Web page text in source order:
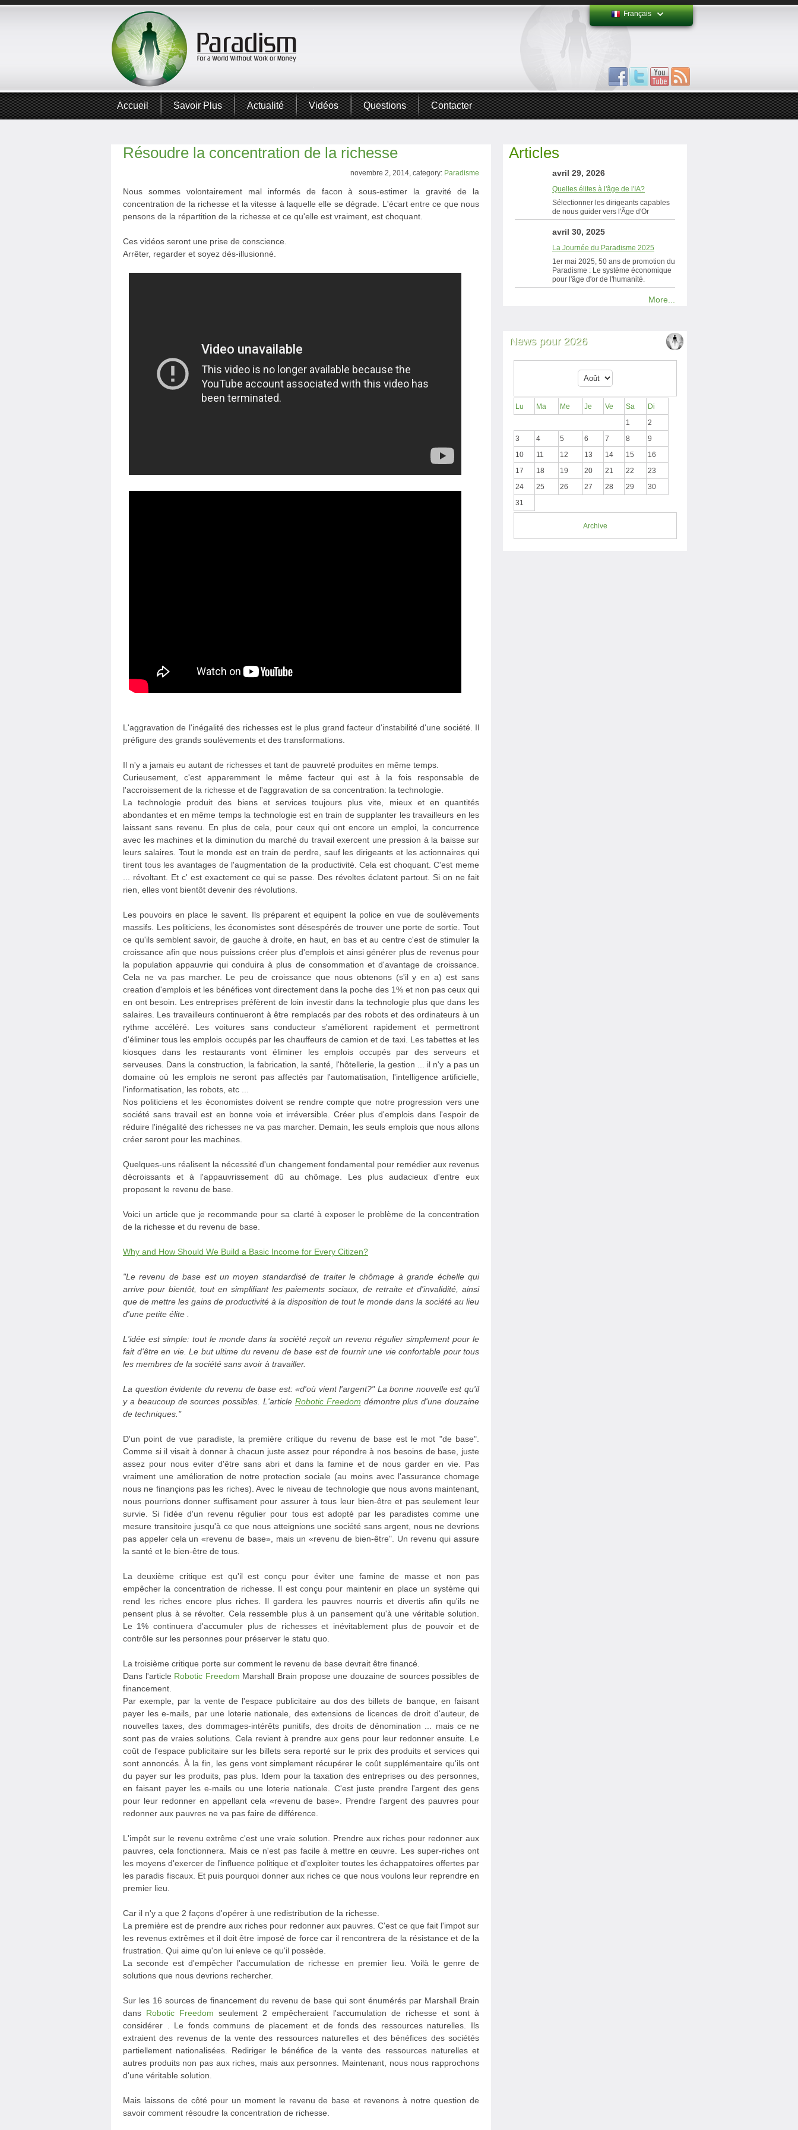
Français
Accueil Savoir Plus Actualité Vidéos Questions Contacter
Résoudre la concentration de la richesse
novembre 2, 2014, category: Paradisme
Nous sommes volontairement mal informés de facon à sous-estimer la gravité de la
concentration de la richesse et la vitesse à laquelle elle se dégrade. L'écart entre ce que nous
pensons de la répartition de la richesse et ce qu'elle est vraiment, est choquant.
Ces vidéos seront une prise de conscience.
Arrêter, regarder et soyez dés-illusionné.
L'aggravation de l'inégalité des richesses est le plus grand facteur d'instabilité d'une société. Il
préfigure des grands soulèvements et des transformations.
Il n'y a jamais eu autant de richesses et tant de pauvreté produites en même temps.
Curieusement, c'est apparemment le même facteur qui est à la fois responsable de
l'accroissement de la richesse et de l'aggravation de sa concentration: la technologie.
La technologie produit des biens et services toujours plus vite, mieux et en quantités
abondantes et en même temps la technologie est en train de supplanter les travailleurs en les
laissant sans revenu. En plus de cela, pour ceux qui ont encore un emploi, la concurrence
avec les machines et la diminution du marché du travail exercent une pression à la baisse sur
leurs salaires. Tout le monde est en train de perdre, sauf les dirigeants et les actionnaires qui
tirent tous les avantages de l'augmentation de la productivité. Cela est choquant. C'est meme
... révoltant. Et c' est exactement ce qui se passe. Des révoltes éclatent partout. Si on ne fait
rien, elles vont bientôt devenir des révolutions.
Les pouvoirs en place le savent. Ils préparent et equipent la police en vue de soulèvements
massifs. Les politiciens, les économistes sont désespérés de trouver une porte de sortie. Tout
ce qu'ils semblent savoir, de gauche à droite, en haut, en bas et au centre c'est de stimuler la
croissance afin que nous puissions créer plus d'emplois et ainsi générer plus de revenus pour
la population appauvrie qui conduira à plus de consommation et d'avantage de croissance.
Cela ne va pas marcher. Le peu de croissance que nous obtenons (s'il y en a) est sans
creation d'emplois et les bénéfices vont directement dans la poche des 1% et non pas ceux qui
en ont besoin. Les entreprises préfèrent de loin investir dans la technologie plus que dans les
salaires. Les travailleurs continueront à être remplacés par des robots et des ordinateurs à un
rythme accéléré. Les voitures sans conducteur s'améliorent rapidement et permettront
d'éliminer tous les emplois occupés par les chauffeurs de camion et de taxi. Les tabettes et les
kiosques dans les restaurants vont éliminer les emplois occupés par des serveurs et
serveuses. Dans la construction, la fabrication, la santé, l'hôtellerie, la gestion ... il n'y a pas un
domaine où les emplois ne seront pas affectés par l'automatisation, l'intelligence artificielle,
l'informatisation, les robots, etc ...
Nos politiciens et les économistes doivent se rendre compte que notre progression vers une
société sans travail est en bonne voie et irréversible. Créer plus d'emplois dans l'espoir de
réduire l'inégalité des richesses ne va pas marcher. Demain, les seuls emplois que nous allons
créer seront pour les machines.
Quelques-uns réalisent la nécessité d'un changement fondamental pour remédier aux revenus
décroissants et à l'appauvrissement dû au chômage. Les plus audacieux d'entre eux
proposent le revenu de base.
Voici un article que je recommande pour sa clarté à exposer le problème de la concentration
de la richesse et du revenu de base.
Why and How Should We Build a Basic Income for Every Citizen?
"Le revenu de base est un moyen standardisé de traiter le chômage à grande échelle qui
arrive pour bientôt, tout en simplifiant les paiements sociaux, de retraite et d'invalidité, ainsi
que de mettre les gains de productivité à la disposition de tout le monde dans la société au lieu
d'une petite élite .
L'idée est simple: tout le monde dans la société reçoit un revenu régulier simplement pour le
fait d'être en vie. Le but ultime du revenu de base est de fournir une vie confortable pour tous
les membres de la société sans avoir à travailler.
La question évidente du revenu de base est: «d'où vient l'argent?" La bonne nouvelle est qu'il
y a beaucoup de sources possibles. L'article Robotic Freedom démontre plus d'une douzaine
de techniques."
D'un point de vue paradiste, la première critique du revenu de base est le mot "de base".
Comme si il visait à donner à chacun juste assez pour répondre à nos besoins de base, juste
assez pour nous eviter d'être sans abri et dans la famine et de nous garder en vie. Pas
vraiment une amélioration de notre protection sociale (au moins avec l'assurance chomage
nous ne finançions pas les riches). Avec le niveau de technologie que nous avons maintenant,
nous pourrions donner suffisament pour assurer à tous leur bien-être et pas seulement leur
survie. Si l'idée d'un revenu régulier pour tous est adopté par les paradistes comme une
mesure transitoire jusqu'à ce que nous atteignions une société sans argent, nous ne devrions
pas appeler cela un «revenu de base», mais un «revenu de bien-être". Un revenu qui assure
la santé et le bien-être de tous.
La deuxième critique est qu'il est conçu pour éviter une famine de masse et non pas
empêcher la concentration de richesse. Il est conçu pour maintenir en place un système qui
rend les riches encore plus riches. Il gardera les pauvres nourris et divertis afin qu'ils ne
pensent plus à se révolter. Cela ressemble plus à un pansement qu'à une véritable solution.
Le 1% continuera d'accumuler plus de richesses et inévitablement plus de pouvoir et de
contrôle sur les personnes pour préserver le statu quo.
La troisième critique porte sur comment le revenu de base devrait être financé.
Dans l'article Robotic Freedom Marshall Brain propose une douzaine de sources possibles de
financement.
Par exemple, par la vente de l'espace publicitaire au dos des billets de banque, en faisant
payer les e-mails, par une loterie nationale, des extensions de licences de droit d'auteur, de
nouvelles taxes, des dommages-intérêts punitifs, des droits de dénomination ... mais ce ne
sont pas de vraies solutions. Cela revient à prendre aux gens pour leur redonner ensuite. Le
coût de l'espace publicitaire sur les billets sera reporté sur le prix des produits et services qui
sont annoncés. À la fin, les gens vont simplement récupérer le coût supplémentaire qu'ils ont
du payer sur les produits, pas plus. Idem pour la taxation des entreprises ou des personnes,
en faisant payer les e-mails ou une loterie nationale. C'est juste prendre l'argent des gens
pour leur redonner en appellant cela «revenu de base». Prendre l'argent des pauvres pour
redonner aux pauvres ne va pas faire de différence.
L'impôt sur le revenu extrême c'est une vraie solution. Prendre aux riches pour redonner aux
pauvres, cela fonctionnera. Mais ce n'est pas facile à mettre en œuvre. Les super-riches ont
les moyens d'exercer de l'influence politique et d'exploiter toutes les échappatoires offertes par
les paradis fiscaux. Et puis pourquoi donner aux riches ce que nous voulons leur reprendre en
premier lieu.
Car il n'y a que 2 façons d'opérer à une redistribution de la richesse.
La première est de prendre aux riches pour redonner aux pauvres. C'est ce que fait l'impot sur
les revenus extrêmes et il doit être imposé de force car il rencontrera de la résistance et de la
frustration. Qui aime qu'on lui enleve ce qu'il possède.
La seconde est d'empêcher l'accumulation de richesse en premier lieu. Voilà le genre de
solutions que nous devrions rechercher.
Sur les 16 sources de financement du revenu de base qui sont énumérés par Marshall Brain
dans Robotic Freedom seulement 2 empêcheraient l'accumulation de richesse et sont à
considérer . Le fonds communs de placement et de fonds des ressources naturelles. Ils
extraient des revenus de la vente des ressources naturelles et des bénéfices des sociétés
partiellement nationalisées. Rediriger le bénéfice de la vente des ressources naturelles et
autres produits non pas aux riches, mais aux personnes. Maintenant, nous nous rapprochons
d'une véritable solution.
Mais laissons de côté pour un moment le revenu de base et revenons à notre question de
savoir comment résoudre la concentration de richesse.
Articles
avril 29, 2026
Quelles élites à l'âge de l'IA?
Sélectionner les dirigeants capables
de nous guider vers l'Âge d'Or
avril 30, 2025
La Journée du Paradisme 2025
1er mai 2025, 50 ans de promotion du
Paradisme : Le système économique
pour l'âge d'or de l'humanité.
More...
News pour 2026
Lu Ma Me Je Ve Sa
Di
1
2
3
4 5 6 7 8
9
10
11 12 13 14 15
16
17
18 19 20 21 22
23
24
25 26 27 28 29
30
31
Archive